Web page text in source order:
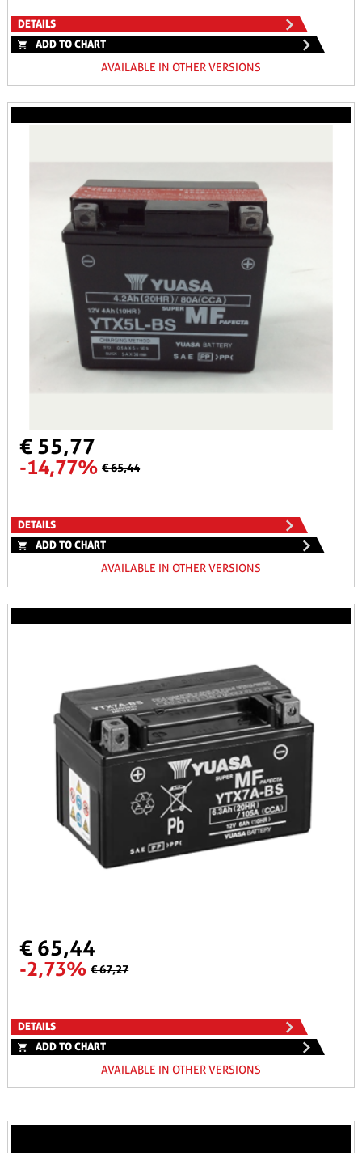
DETAILS
ADD TO CHART
AVAILABLE IN OTHER VERSIONS
€ 55,77
-14,77% € 65,44
DETAILS
ADD TO CHART
AVAILABLE IN OTHER VERSIONS
€ 65,44
-2,73% € 67,27
DETAILS
ADD TO CHART
AVAILABLE IN OTHER VERSIONS